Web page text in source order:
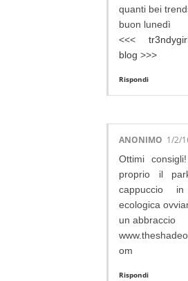
quanti bei
buon lunedì
<<<
blog >>>
Rispondi
ANONIMO 1/2/
Ottimi
proprio il
cappuccio in
ecologica
un abbraccio
om
Rispondi